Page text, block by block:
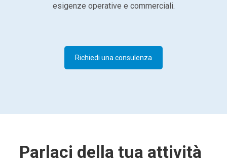
esigenze operative e commerciali.
Richiedi una consulenza
Parlaci della tua attività